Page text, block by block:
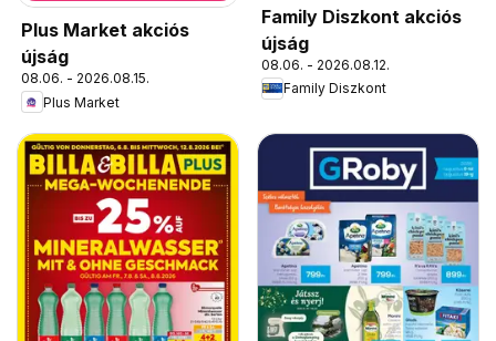
Plus Market akciós
újság
08.06. - 2026.08.15.
Plus Market
Family Diszkont akciós
újság
08.06. - 2026.08.12.
Family Diszkont